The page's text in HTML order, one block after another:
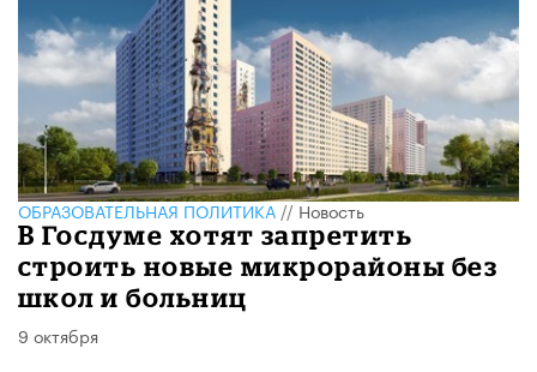
ОБРАЗОВАТЕЛЬНАЯ ПОЛИТИКА//Новость
В Госдуме хотят запретить
строить новые микрорайоны без
школ и больниц
9 октября